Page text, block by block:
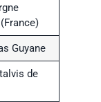
Guyane
de